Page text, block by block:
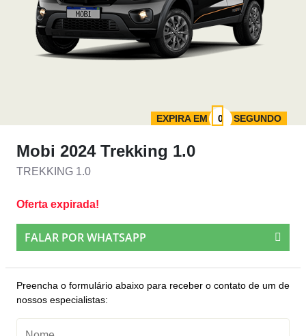
EXPIRA EM SEGUNDO
Mobi 2024 Trekking 1.0
TREKKING 1.0
Oferta expirada!
FALAR POR WHATSAPP
Preencha o formulário abaixo para receber o contato de um de
nossos especialistas: